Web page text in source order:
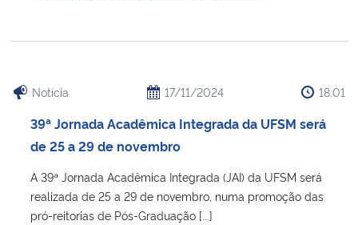
Notícia 17/11/2024 18:01
39ª Jornada Acadêmica Integrada da UFSM será
de 25 a 29 de novembro
A 39ª Jornada Acadêmica Integrada (JAI) da UFSM será
realizada de 25 a 29 de novembro, numa promoção das
pró-reitorias de Pós-Graduação [...]